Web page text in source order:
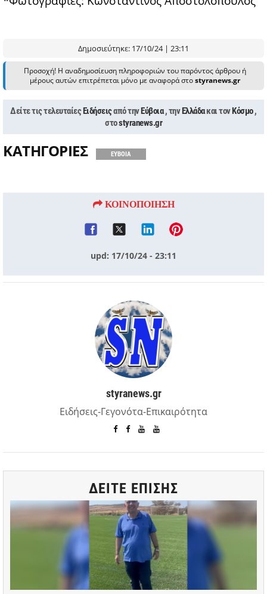
Δημοσιεύτηκε: 17/10/24 | 23:11
Προσοχή! Η αναδημοσίευση πληροφοριών του παρόντος άρθρου ή
μέρους αυτών επιτρέπεται μόνο με αναφορά στοstyranews.gr
Δείτε τις τελευταίεςΕιδήσειςαπό τηνΕύβοια , τηνΕλλάδακαι τονΚόσμο,
στοstyranews.gr
ΚΑΤΗΓΟΡΙΕΣ ΕΥΒΟΙΑ
ΚΟΙΝΟΠΟΙΗΣΗ
upd: 17/10/24 - 23:11
styranews.gr
Ειδήσεις-Γεγονότα-Επικαιρότητα
ΔΕΙΤΕ ΕΠΙΣΗΣ